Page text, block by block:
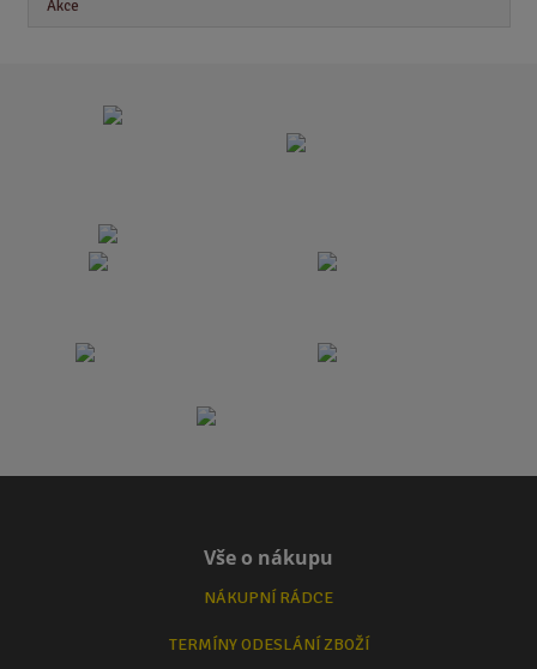
Akce
Vše o nákupu
NÁKUPNÍ RÁDCE
TERMÍNY ODESLÁNÍ ZBOŽÍ